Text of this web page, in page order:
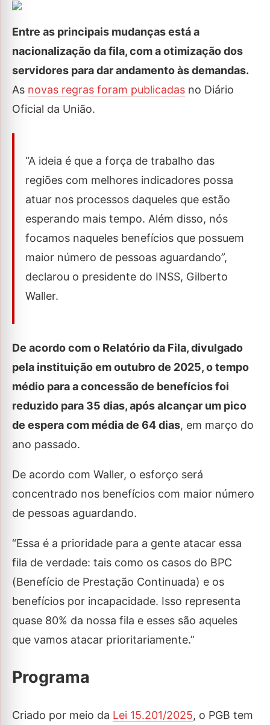
Entre as principais mudanças está a
nacionalização da fila, com a otimização dos
servidores para dar andamento às demandas.
As novas regras foram publicadas no Diário
Oficial da União.
“A ideia é que a força de trabalho das
regiões com melhores indicadores possa
atuar nos processos daqueles que estão
esperando mais tempo. Além disso, nós
focamos naqueles benefícios que possuem
maior número de pessoas aguardando”,
declarou o presidente do INSS, Gilberto
Waller.
De acordo com o Relatório da Fila, divulgado
pela instituição em outubro de 2025, o tempo
médio para a concessão de benefícios foi
reduzido para 35 dias, após alcançar um pico
de espera com média de 64 dias, em março do
ano passado.
De acordo com Waller, o esforço será
concentrado nos benefícios com maior número
de pessoas aguardando.
“Essa é a prioridade para a gente atacar essa
fila de verdade: tais como os casos do BPC
(Benefício de Prestação Continuada) e os
benefícios por incapacidade. Isso representa
quase 80% da nossa fila e esses são aqueles
que vamos atacar prioritariamente.”
Programa
Criado por meio da Lei 15.201/2025, o PGB tem